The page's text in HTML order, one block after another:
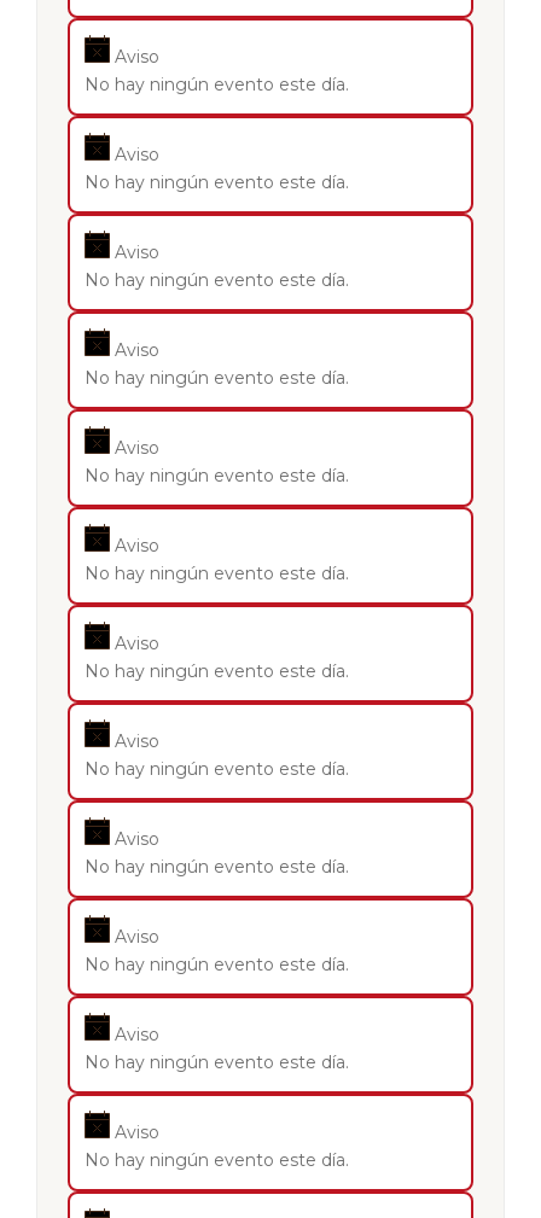
Aviso
No hay ningún evento este día.
Aviso
No hay ningún evento este día.
Aviso
No hay ningún evento este día.
Aviso
No hay ningún evento este día.
Aviso
No hay ningún evento este día.
Aviso
No hay ningún evento este día.
Aviso
No hay ningún evento este día.
Aviso
No hay ningún evento este día.
Aviso
No hay ningún evento este día.
Aviso
No hay ningún evento este día.
Aviso
No hay ningún evento este día.
Aviso
No hay ningún evento este día.